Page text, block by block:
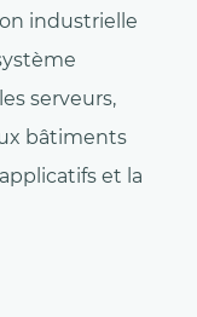
industrielle
serveurs,
bâtiments
et la